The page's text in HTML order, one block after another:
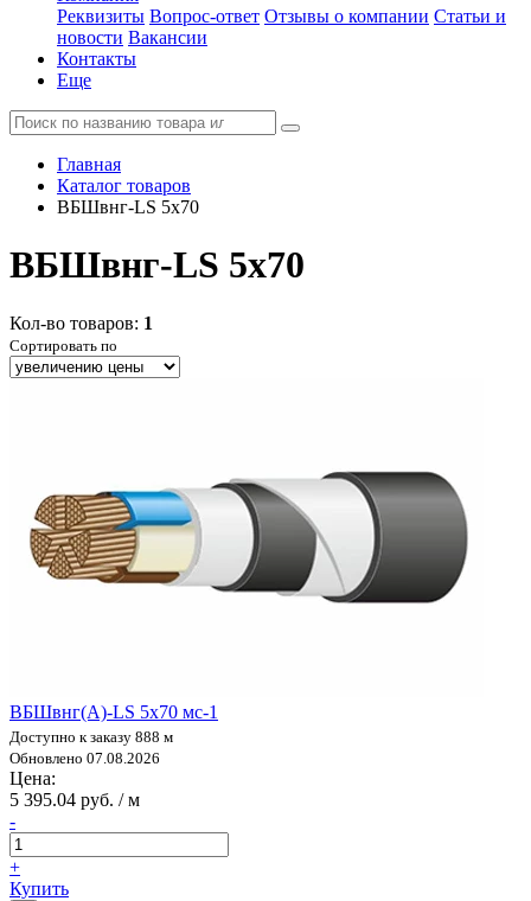
Реквизиты Вопрос-ответ Отзывы о компании Статьи и
новости Вакансии
Контакты
Еще
Главная
Каталог товаров
ВБШвнг-LS 5x70
ВБШвнг-LS 5x70
Кол-во товаров: 1
Сортировать по
ВБШвнг(А)-LS 5х70 мс-1
Доступно к заказу 888 м
Обновлено 07.08.2026
Цена:
5 395.04 руб. / м
-
+
Купить